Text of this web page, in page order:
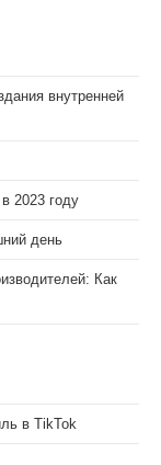
внутренней
2023 году
день
Как
в TikTok